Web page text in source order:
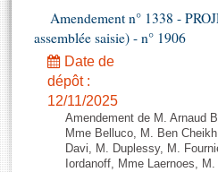
Projets de loi
Propositions de loi
Amendements
Textes adoptés
Rapports d'information
Rapports d'enquête
Juniors
Anciennes législatures
Liens vers les sites publics
Contacts et plan d'accès
Photos libres de droit
Amendement n° 1338 -
assemblée saisie) - n° 1906
Date de
dépôt :
12/11/2025
Amendement de M. Arnaud
Mme Belluco, M. Ben
Davi, M. Duplessy, M.
Iordanoff, Mme Laernoes,